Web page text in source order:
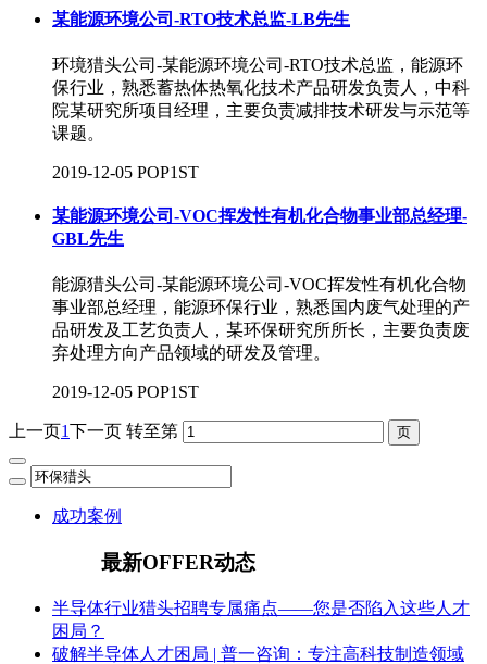
某能源环境公司-RTO技术总监-LB先生
环境猎头公司-某能源环境公司-RTO技术总监，能源环
保行业，熟悉蓄热体热氧化技术产品研发负责人，中科
院某研究所项目经理，主要负责减排技术研发与示范等
课题。
2019-12-05 POP1ST
某能源环境公司-VOC挥发性有机化合物事业部总经理-
GBL先生
能源猎头公司-某能源环境公司-VOC挥发性有机化合物
事业部总经理，能源环保行业，熟悉国内废气处理的产
品研发及工艺负责人，某环保研究所所长，主要负责废
弃处理方向产品领域的研发及管理。
2019-12-05 POP1ST
上一页1下一页 转至第
成功案例
最新OFFER动态
半导体行业猎头招聘专属痛点——您是否陷入这些人才
困局？
破解半导体人才困局 | 普一咨询：专注高科技制造领域